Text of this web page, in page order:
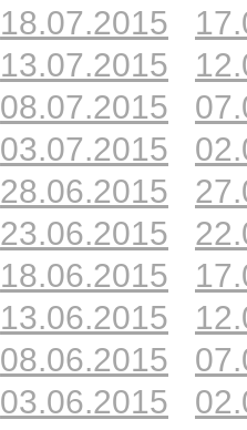
18.07.2015
13.07.2015
08.07.2015
03.07.2015
28.06.2015
23.06.2015
18.06.2015
13.06.2015
08.06.2015
03.06.2015